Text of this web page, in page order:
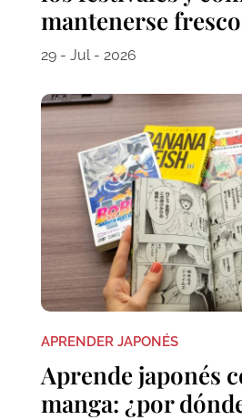
mantenerse fresco
29 - Jul - 2026
APRENDER JAPONÉS
Aprende japonés
manga: ¿por